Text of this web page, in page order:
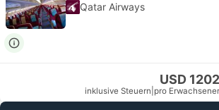
Qatar Airways
USD 1202
inklusive Steuern pro Erwachsener